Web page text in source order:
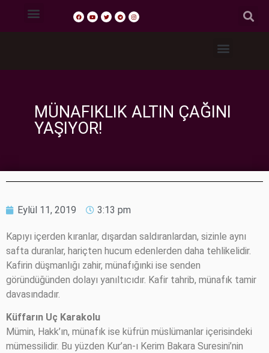
MÜNAFIKLIK ALTIN ÇAĞINI
YAŞIYOR!
Eylül 11, 2019 3:13 pm
Kapıyı içerden kıranlar, dışardan saldıranlardan, sizinle aynı
safta duranlar, hariçten hucum edenlerden daha tehlikelidir.
Kafirin düşmanlığı zahir, münafığınki ise senden
göründüğünden dolayı yanıltıcıdır. Kafir tahrib, münafık tamir
davasındadır.
Küffarın Uç Karakolu
Mümin, Hakk’ın, münafık ise küfrün müslümanlar içerisindeki
mümessilidir. Bu yüzden Kur’an-ı Kerim Bakara Suresini’nin